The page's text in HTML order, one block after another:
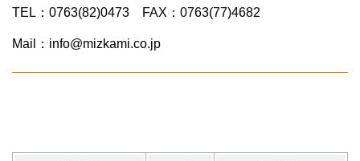
TEL：0763(82)0473 FAX：0763(77)4682
Mail：info@mizkami.co.jp